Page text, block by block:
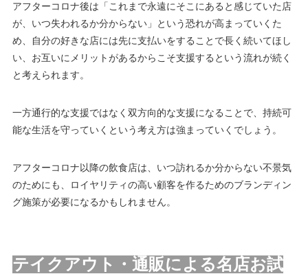
アフターコロナ後は「これまで永遠にそこにあると感じていた店
が、いつ失われるか分からない」という恐れが高まっていくた
め、自分の好きな店には先に支払いをすることで長く続いてほし
い、お互いにメリットがあるからこそ支援するという流れが続く
と考えられます。
一方通行的な支援ではなく双方向的な支援になることで、持続可
能な生活を守っていくという考え方は強まっていくでしょう。
アフターコロナ以降の飲食店は、いつ訪れるか分からない不景気
のためにも、ロイヤリティの高い顧客を作るためのブランディン
グ施策が必要になるかもしれません。
テイクアウト・通販による名店お試